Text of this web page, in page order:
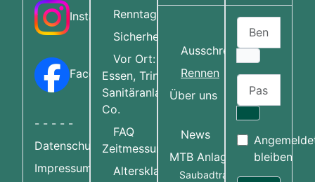
Instagram
Facebook
- - - - -
Datenschutzerklärung
Impressum
Renntag
Sicherheit
Vor Ort:
Essen, Trinken,
Sanitäranlagen &
Co.
FAQ
Zeitmessung
Altersklassen
Ausschreibungen
Rennen
Über uns
News
MTB Anlagen
Saubadtrail
Benutzername
Passwort
Passwort
bleiben